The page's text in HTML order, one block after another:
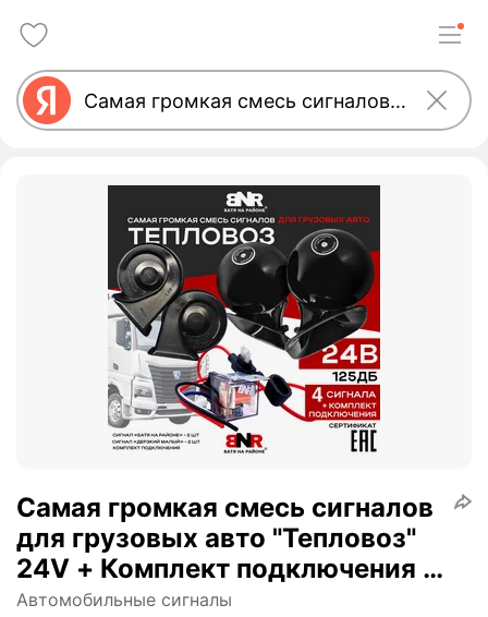
Самая громкая смесь сигналов
для грузовых авто "Тепловоз"
24V + Комплект подключения /
Батя на районе Black Style +
Автомобильные сигналы